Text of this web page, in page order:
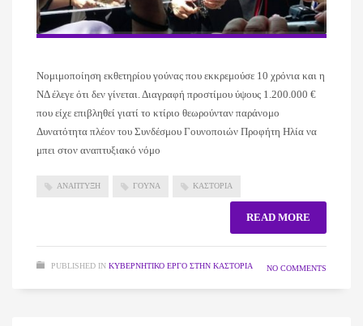
Νομιμοποίηση εκθετηρίου γούνας που εκκρεμούσε 10 χρόνια και η
ΝΔ έλεγε ότι δεν γίνεται. Διαγραφή προστίμου ύψους 1.200.000 €
που είχε επιβληθεί γιατί το κτίριο θεωρούνταν παράνομο
Δυνατότητα πλέον του Συνδέσμου Γουνοποιών Προφήτη Ηλία να
μπει στον αναπτυξιακό νόμο
ΑΝΑΠΤΥΞΗ ΓΟΥΝΑ ΚΑΣΤΟΡΙΑ
READ MORE
PUBLISHED IN ΚΥΒΕΡΝΗΤΙΚΌ ΈΡΓΟ ΣΤΗΝ ΚΑΣΤΟΡΙΆ NO COMMENTS